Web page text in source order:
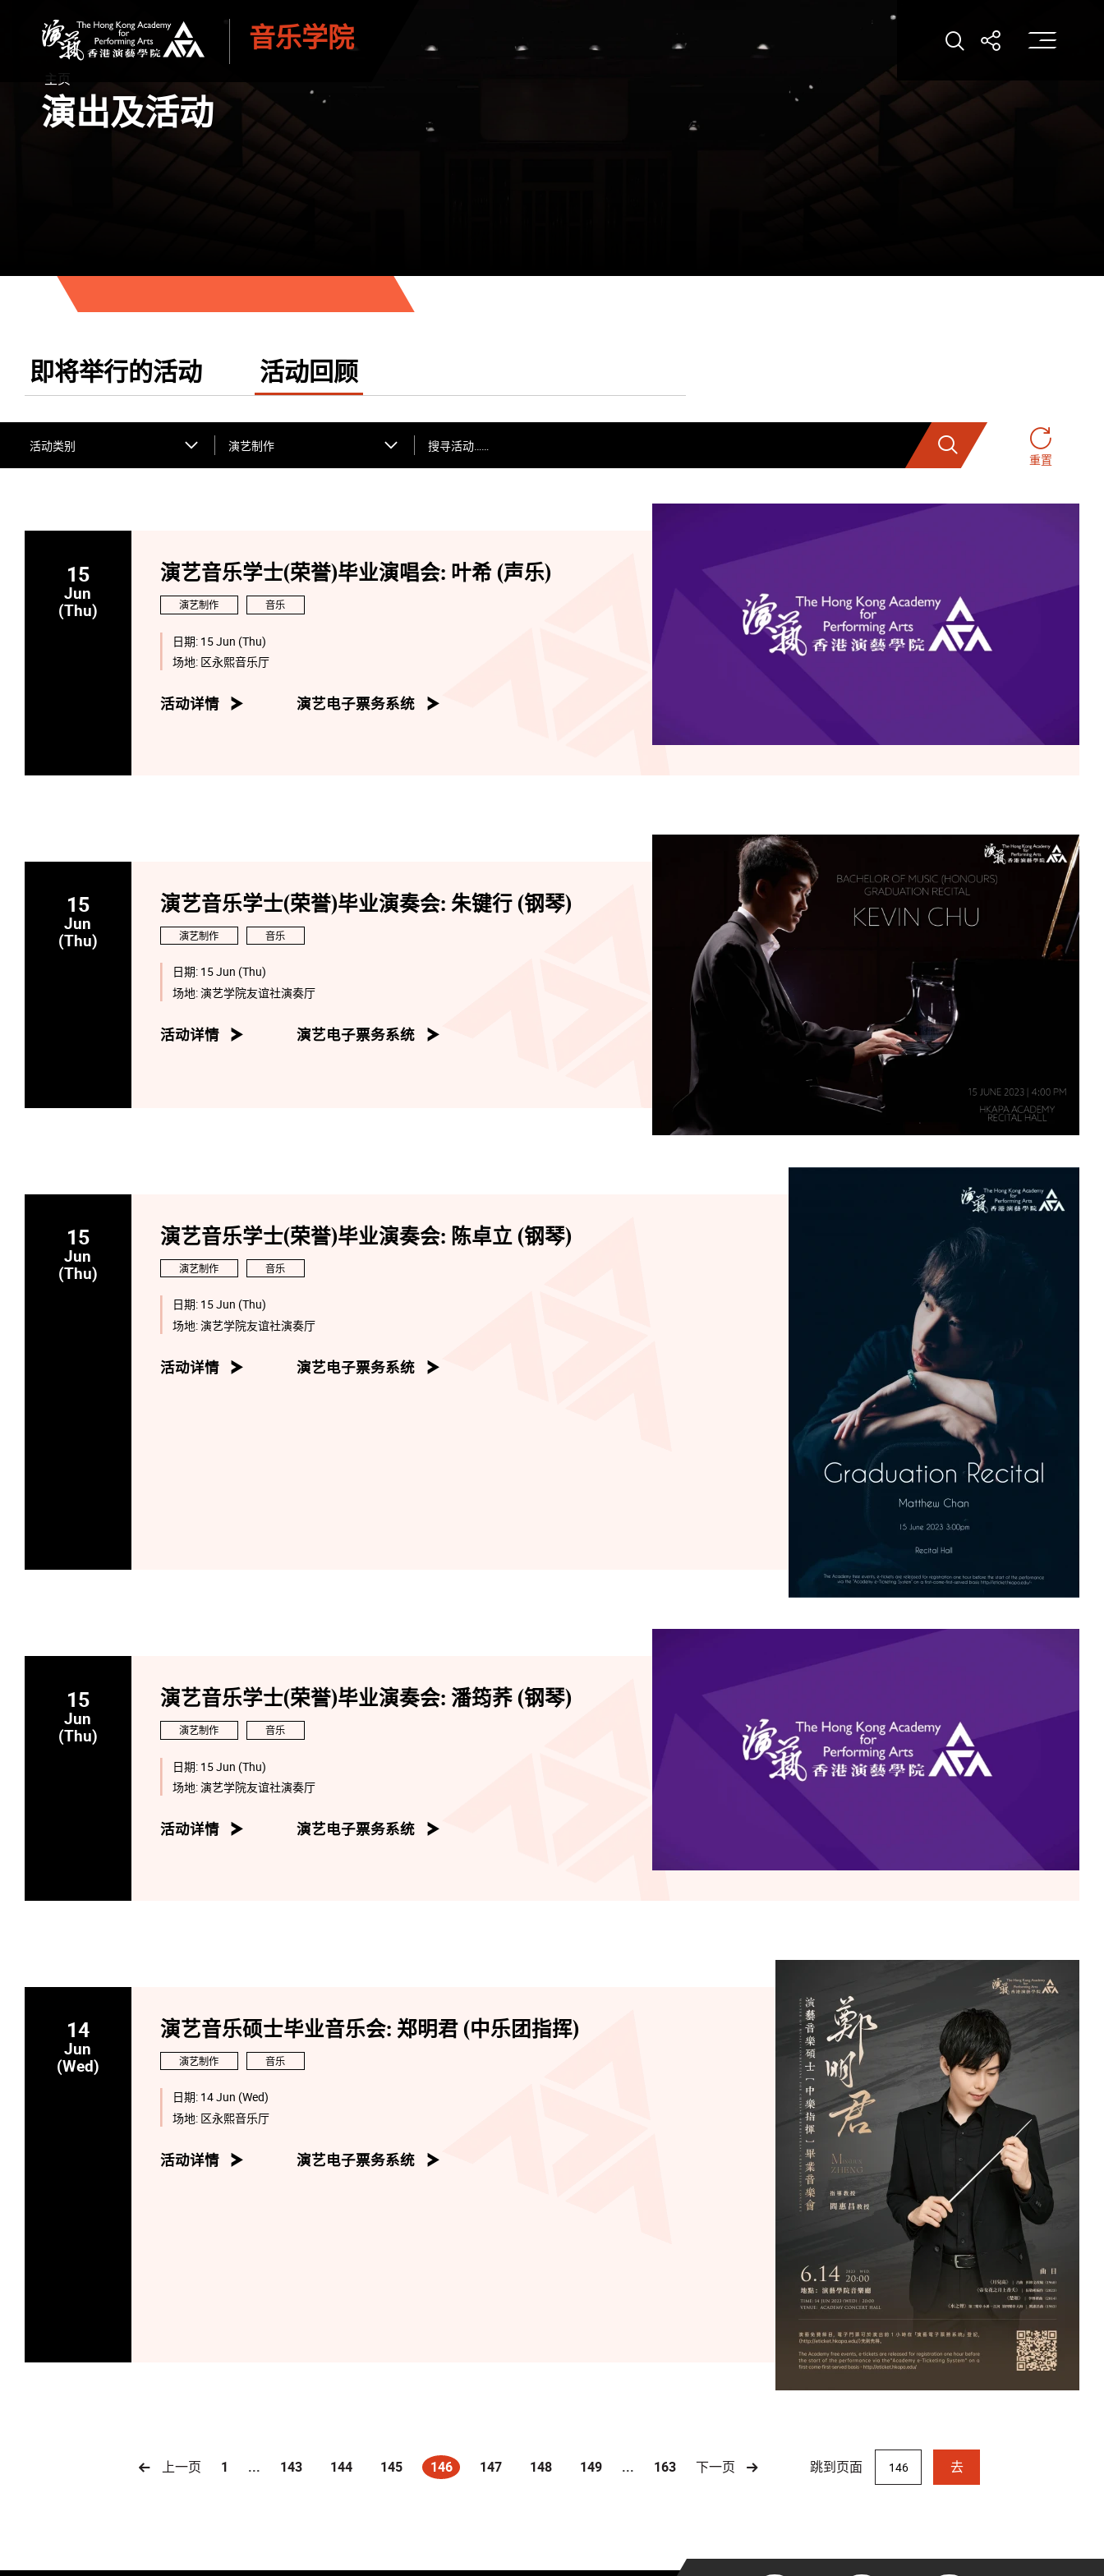
音乐学院 打开搜索打开分享打
主页
演出及活动
即将举行的活动 活动回顾
活动类别 演艺制作
搜寻活动…… 搜索
重置
15
Jun
(Thu)
演艺音乐学士(荣誉)毕业演唱会: 叶希 (声乐)
演艺制作 音乐
日期: 15 Jun (Thu)
场地: 区永熙音乐厅
活动详情 演艺电子票务系统
15
Jun
(Thu)
演艺音乐学士(荣誉)毕业演奏会: 朱键行 (钢琴)
演艺制作 音乐
日期: 15 Jun (Thu)
场地:演艺学院友谊社演奏厅
活动详情 演艺电子票务系统
15
Jun
(Thu)
演艺音乐学士(荣誉)毕业演奏会: 陈卓立 (钢琴)
演艺制作 音乐
日期: 15 Jun (Thu)
场地:演艺学院友谊社演奏厅
活动详情 演艺电子票务系统
15
Jun
(Thu)
演艺音乐学士(荣誉)毕业演奏会: 潘筠荞 (钢琴)
演艺制作 音乐
日期: 15 Jun (Thu)
场地:演艺学院友谊社演奏厅
活动详情 演艺电子票务系统
14
Jun
(Wed)
演艺音乐硕士毕业音乐会: 郑明君 (中乐团指挥)
演艺制作 音乐
日期: 14 Jun (Wed)
场地: 区永熙音乐厅
活动详情 演艺电子票务系统
上一页 1 ... 143 144 145 146
(current) 147 148 149 ... 163 下一页 跳到页面 去